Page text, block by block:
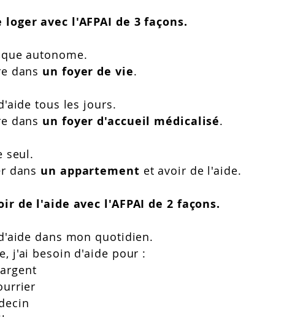
loger avec l'AFPAI de 3 façons.
autonome.
dans un foyer de vie.
tous les jours.
dans un foyer d'accueil médicalisé.
seul.
dans un appartement et avoir de l'aide.
de l'aide avec l'AFPAI de 2 façons.
dans mon quotidien.
j'ai besoin d'aide pour :